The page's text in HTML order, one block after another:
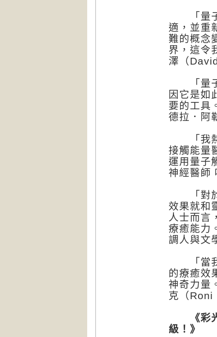
「量子
適，並重
難的概念
界，這令
澤（
「量子
因它是如
要的工具
德拉．阿
「我熱
接觸能量
運用量子
神經醫師
「對於
效果就和
人士而言
療癒能力
調人與文
「當我
的療癒效
神奇力量
克（Roni
《彩光
級！》